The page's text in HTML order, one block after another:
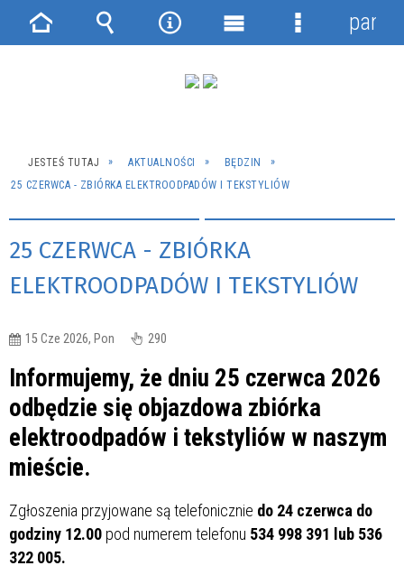
JESTEŚ TUTAJ AKTUALNOŚCI
BĘDZIN
25 CZERWCA - ZBIÓRKA ELEKTROODPADÓW I TEKSTYLIÓW
25 CZERWCA - ZBIÓRKA
ELEKTROODPADÓW I TEKSTYLIÓW
15 Cze 2026, Pon 290
Informujemy, że dniu 25 czerwca 2026
odbędzie się objazdowa zbiórka
elektroodpadów i tekstyliów w naszym
mieście.
Zgłoszenia przyjowane są telefonicznie do 24 czerwca do
godziny 12.00 pod numerem telefonu 534 998 391 lub 536
322 005.
Strona Wyszukiwarka
NarzędziaMenu
Menu
panel